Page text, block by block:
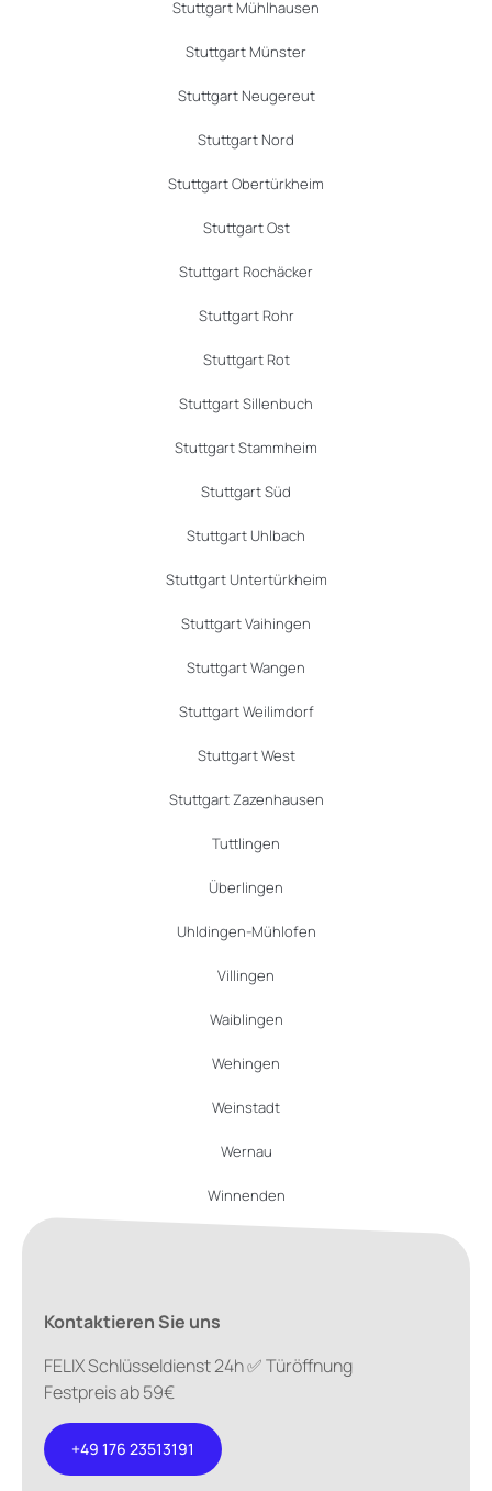
Stuttgart Mühlhausen
Stuttgart Münster
Stuttgart Neugereut
Stuttgart Nord
Stuttgart Obertürkheim
Stuttgart Ost
Stuttgart Rochäcker
Stuttgart Rohr
Stuttgart Rot
Stuttgart Sillenbuch
Stuttgart Stammheim
Stuttgart Süd
Stuttgart Uhlbach
Stuttgart Untertürkheim
Stuttgart Vaihingen
Stuttgart Wangen
Stuttgart Weilimdorf
Stuttgart West
Stuttgart Zazenhausen
Tuttlingen
Überlingen
Uhldingen-Mühlofen
Villingen
Waiblingen
Wehingen
Weinstadt
Wernau
Winnenden
Kontaktieren Sie uns
FELIX Schlüsseldienst 24h ✅ Türöffnung
Festpreis ab 59€
+49 176 23513191